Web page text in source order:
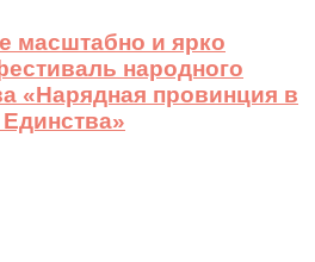
масштабно и ярко
народного
«Нарядная провинция в